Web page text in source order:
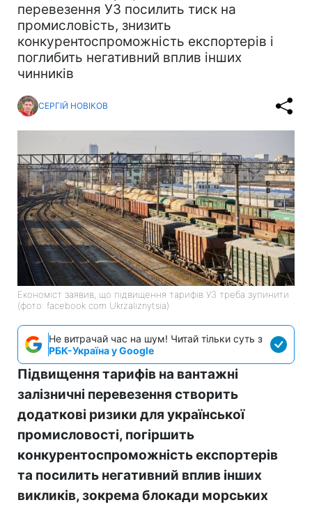
перевезення УЗ посилить тиск на
промисловість, знизить
конкурентоспроможність експортерів і
поглибить негативний вплив інших
чинників
СЕРГІЙ НОВІКОВ
Економіст заявив, що підвищення тарифів УЗ треба зупинити
(фото: facebook com Ukrzaliznytsia)
Не витрачай час на шум! Читай тільки суть з
РБК-Україна у Google
Підвищення тарифів на вантажні
залізничні перевезення створить
додаткові ризики для української
промисловості, погіршить
конкурентоспроможність експортерів
та посилить негативний вплив інших
викликів, зокрема блокади морських